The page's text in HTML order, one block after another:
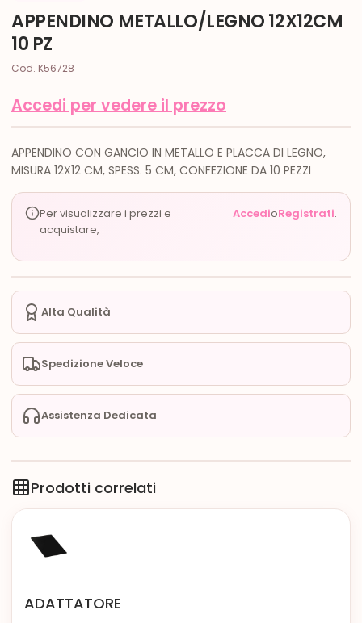
APPENDINO METALLO/LEGNO 12X12CM
10 PZ
Cod. K56728
Accedi per vedere il prezzo
APPENDINO CON GANCIO IN METALLO E PLACCA DI LEGNO,
MISURA 12X12 CM, SPESS. 5 CM, CONFEZIONE DA 10 PEZZI
Per visualizzare i prezzi e
acquistare,
AccedioRegistrati.
Alta Qualità
Spedizione Veloce
Assistenza Dedicata
Prodotti correlati
ADATTATORE